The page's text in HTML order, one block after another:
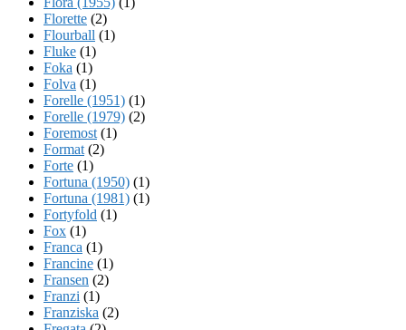
Florette (2)
Flourball (1)
Fluke (1)
Foka (1)
Folva (1)
Forelle (1951) (1)
Forelle (1979) (2)
Foremost (1)
Format (2)
Forte (1)
Fortuna (1950) (1)
Fortuna (1981) (1)
Fortyfold (1)
Fox (1)
Franca (1)
Francine (1)
Fransen (2)
Franzi (1)
Franziska (2)